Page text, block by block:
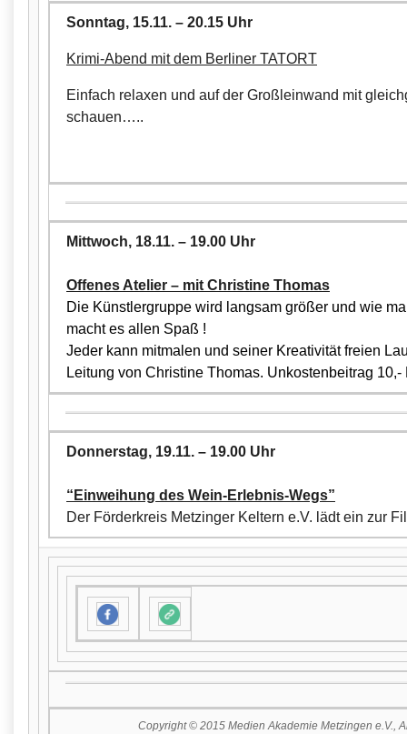
Sonntag, 15.11. – 20.15 Uhr
Krimi-Abend mit dem Berliner TATORT
Einfach relaxen und auf der Großleinwand mit
schauen…..
Mittwoch, 18.11. – 19.00 Uhr
Offenes Atelier – mit Christine Thomas
Die Künstlergruppe wird langsam größer und wie
macht es allen Spaß !
Jeder kann mitmalen und seiner Kreativität freien
Leitung von Christine Thomas. Unkostenbeitrag 10,-
Donnerstag, 19.11. – 19.00 Uhr
“Einweihung des Wein-Erlebnis-Wegs”
Der Förderkreis Metzinger Keltern e.V. lädt ein zur
Copyright © 2015 Medien Akademie Metzingen e.V.,